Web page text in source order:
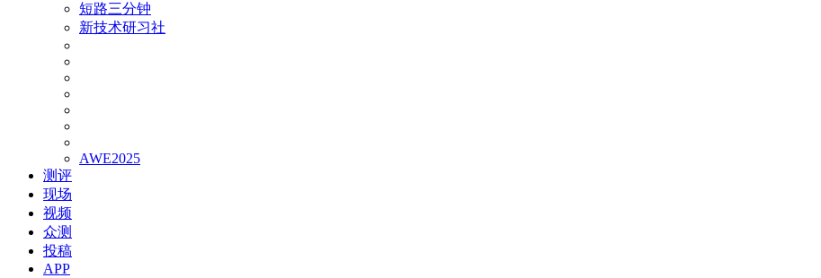
短路三分钟
新技术研习社
AWE2025
测评
现场
视频
众测
投稿
APP